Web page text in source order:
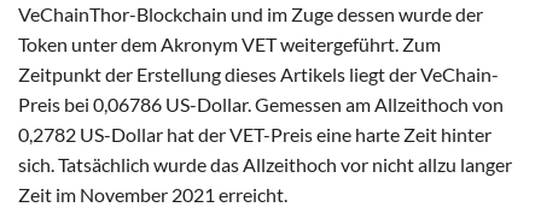
VeChainThor-Blockchain und im Zuge dessen wurde der
Token unter dem Akronym VET weitergeführt. Zum
Zeitpunkt der Erstellung dieses Artikels liegt der VeChain-
Preis bei 0,06786 US-Dollar. Gemessen am Allzeithoch von
0,2782 US-Dollar hat der VET-Preis eine harte Zeit hinter
sich. Tatsächlich wurde das Allzeithoch vor nicht allzu langer
Zeit im November 2021 erreicht.